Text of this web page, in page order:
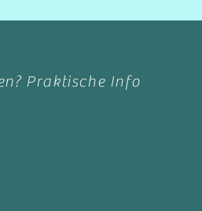
Praktische Info